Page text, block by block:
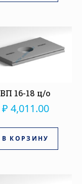
ВП 16-18 ц/о
₽ 4,011.00
В КОРЗИНУ